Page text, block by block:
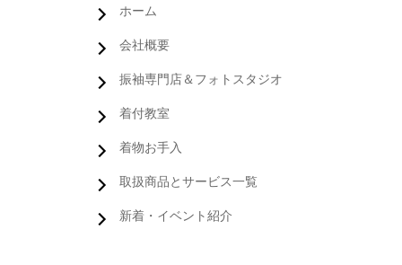
ホーム
会社概要
振袖専門店＆フォトスタジオ
着付教室
着物お手入
取扱商品とサービス一覧
新着・イベント紹介